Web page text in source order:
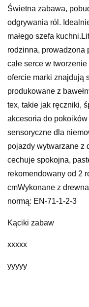
Świetna zabawa,
odgrywania ról.
małego szefa
rodzinna, prowadzona
całe serce w
ofercie marki znajdują
produkowane z
tex, takie jak ręczniki,
akcesoria do
sensoryczne dla
pojazdy wytwarzane z
cechuje spokojna,
rekomendowany od 2
cmWykonane z
normą: EN-71-1-2-3
Kąciki zabaw
xxxxx
yyyyy